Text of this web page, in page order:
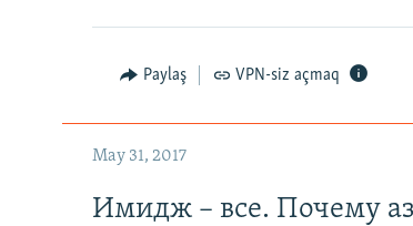
Paylaş VPN-siz açmaq
May 31, 2017
Имидж – все. Почему